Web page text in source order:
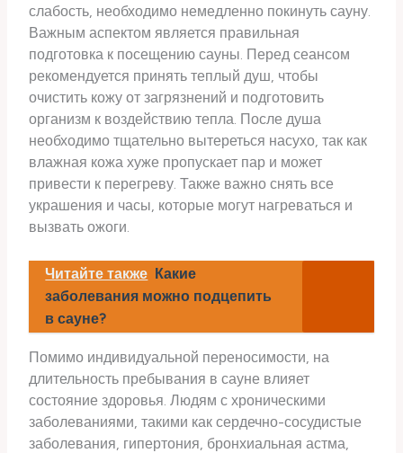
слабость, необходимо немедленно покинуть сауну.
Важным аспектом является правильная
подготовка к посещению сауны. Перед сеансом
рекомендуется принять теплый душ, чтобы
очистить кожу от загрязнений и подготовить
организм к воздействию тепла. После душа
необходимо тщательно вытереться насухо, так как
влажная кожа хуже пропускает пар и может
привести к перегреву. Также важно снять все
украшения и часы, которые могут нагреваться и
вызвать ожоги.
Читайте также Какие
заболевания можно подцепить
в сауне?
Помимо индивидуальной переносимости, на
длительность пребывания в сауне влияет
состояние здоровья. Людям с хроническими
заболеваниями, такими как сердечно-сосудистые
заболевания, гипертония, бронхиальная астма,